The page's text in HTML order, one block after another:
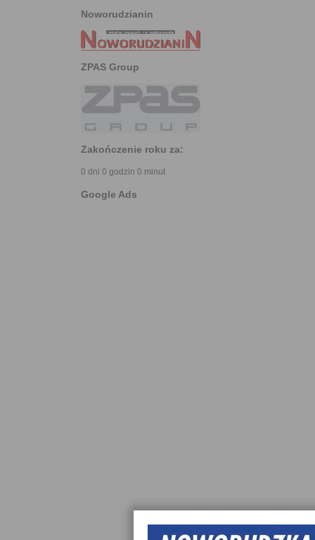
Noworudzianin
ZPAS Group
Zakończenie roku za:
0 dni 0 godzin 0 minut
Google Ads